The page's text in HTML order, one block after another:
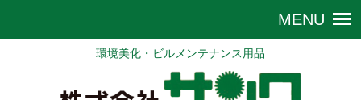
環境美化・ビルメンテナンス用品